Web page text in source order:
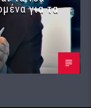
για τα